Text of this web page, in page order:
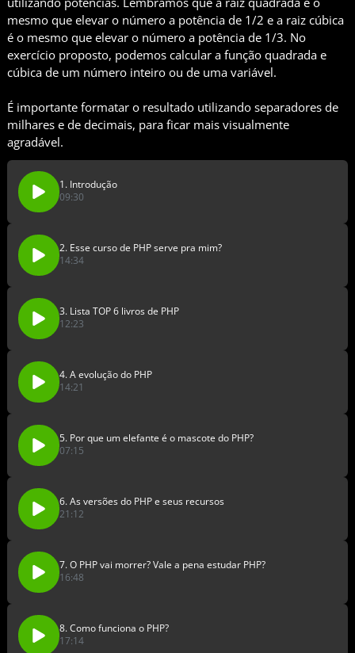
mesmo que elevar o número a potência de 1/2 e a raiz cúbica
é o mesmo que elevar o número a potência de 1/3. No
exercício proposto, podemos calcular a função quadrada e
cúbica de um número inteiro ou de uma variável.
É importante formatar o resultado utilizando separadores de
milhares e de decimais, para ficar mais visualmente
agradável.
1. Introdução
09:30
2. Esse curso de PHP serve pra mim?
14:34
3. Lista TOP 6 livros de PHP
12:23
4. A evolução do PHP
14:21
5. Por que um elefante é o mascote do PHP?
07:15
6. As versões do PHP e seus recursos
21:12
7. O PHP vai morrer? Vale a pena estudar PHP?
16:48
8. Como funciona o PHP?
17:14